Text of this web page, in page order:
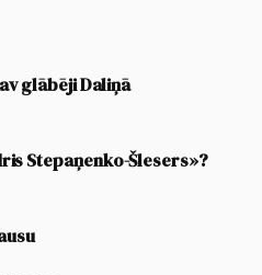
glābēji Daliņā
Stepaņenko-Šlesers»?